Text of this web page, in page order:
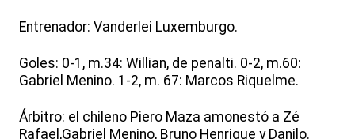
Entrenador: Vanderlei Luxemburgo.
Goles: 0-1, m.34: Willian, de penalti. 0-2, m.60:
Gabriel Menino. 1-2, m. 67: Marcos Riquelme.
Árbitro: el chileno Piero Maza amonestó a Zé
Rafael,Gabriel Menino, Bruno Henrique y Danilo.